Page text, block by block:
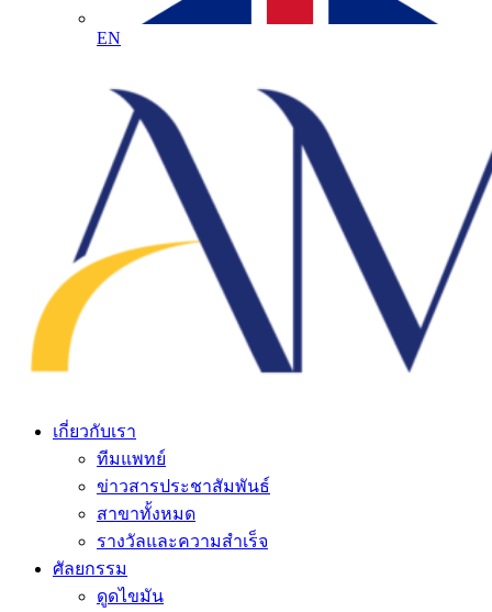
EN
เกี่ยวกับเรา
ทีมแพทย์
ข่าวสารประชาสัมพันธ์
สาขาทั้งหมด
รางวัลและความสำเร็จ
ศัลยกรรม
ดูดไขมัน